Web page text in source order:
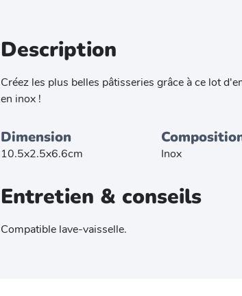
Description
Créez les plus belles pâtisseries grâce à ce lot
en inox !
Dimension
10.5x2.5x6.6cm Inox
Entretien & conseils
Compatible lave-vaisselle.